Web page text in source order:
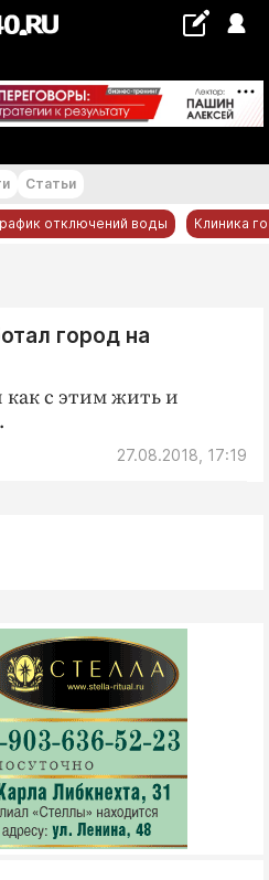
°С
Статьи
отключений воды Клиника
город на
как с этим жить и
27.08.2018, 17:19